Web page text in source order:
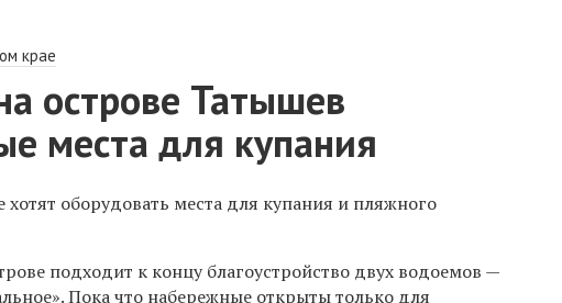
крае
острове Татышев
места для купания
оборудовать места для купания и пляжного
подходит к концу благоустройство двух водоемов —
Пока что набережные открыты только для